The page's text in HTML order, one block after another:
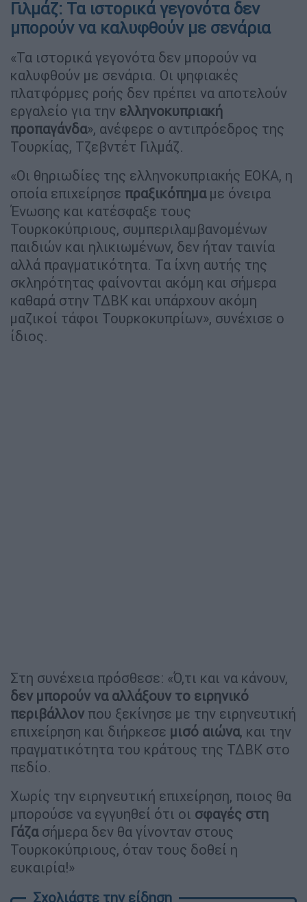
Γιλμάζ: Τα ιστορικά γεγονότα δεν
μπορούν να καλυφθούν με σενάρια
«Τα ιστορικά γεγονότα δεν μπορούν να
καλυφθούν με σενάρια. Οι ψηφιακές
πλατφόρμες ροής δεν πρέπει να αποτελούν
εργαλείο για την ελληνοκυπριακή
προπαγάνδα», ανέφερε ο αντιπρόεδρος της
Τουρκίας, Τζεβντέτ Γιλμάζ.
«Οι θηριωδίες της ελληνοκυπριακής ΕΟΚΑ, η
οποία επιχείρησε πραξικόπημαμε όνειρα
Ένωσης και κατέσφαξε τους
Τουρκοκύπριους, συμπεριλαμβανομένων
παιδιών και ηλικιωμένων, δεν ήταν ταινία
αλλά πραγματικότητα. Τα ίχνη αυτής της
σκληρότητας φαίνονται ακόμη και σήμερα
καθαρά στην ΤΔΒΚ και υπάρχουν ακόμη
μαζικοί τάφοι Τουρκοκυπρίων», συνέχισε ο
ίδιος.
Στη συνέχεια πρόσθεσε: «Ό,τι και να κάνουν,
δεν μπορούν να αλλάξουν το ειρηνικό
περιβάλλον που ξεκίνησε με την ειρηνευτική
επιχείρηση και διήρκεσε μισό αιώνα, και την
πραγματικότητα του κράτους της ΤΔΒΚ στο
πεδίο.
Χωρίς την ειρηνευτική επιχείρηση, ποιος θα
μπορούσε να εγγυηθεί ότι οι σφαγές στη
Γάζασήμερα δεν θα γίνονταν στους
Τουρκοκύπριους, όταν τους δοθεί η
ευκαιρία!»